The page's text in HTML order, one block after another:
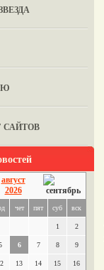
САЙТОВ
август
2026
чет пят суб вск
1 2
6 7 8 9
13 14 15 16